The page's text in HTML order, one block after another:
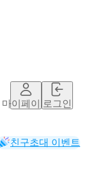
마이페이지로그인
친구초대 이벤트